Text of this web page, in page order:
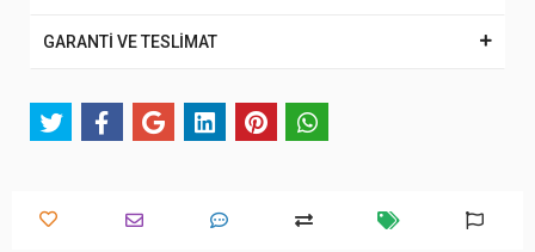
GARANTİ VE TESLİMAT